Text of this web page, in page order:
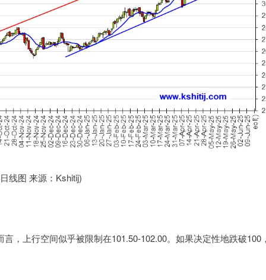
线图 来源：Kshitij)
，上行空间似乎被限制在101.50-102.00。如果决定性地跌破100